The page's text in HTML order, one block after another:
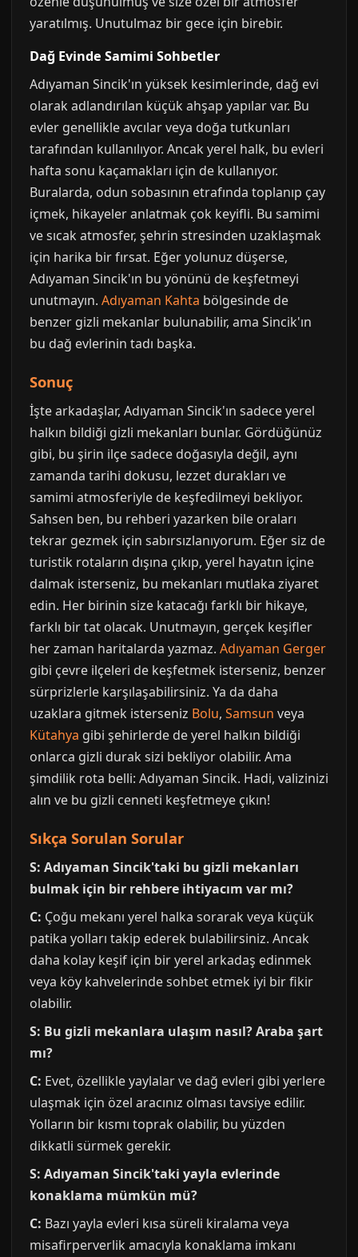
yaratılmış. Unutulmaz bir gece için birebir.
Dağ Evinde Samimi Sohbetler
Adıyaman Sincik'ın yüksek kesimlerinde, dağ evi
olarak adlandırılan küçük ahşap yapılar var. Bu
evler genellikle avcılar veya doğa tutkunları
tarafından kullanılıyor. Ancak yerel halk, bu evleri
hafta sonu kaçamakları için de kullanıyor.
Buralarda, odun sobasının etrafında toplanıp çay
içmek, hikayeler anlatmak çok keyifli. Bu samimi
ve sıcak atmosfer, şehrin stresinden uzaklaşmak
için harika bir fırsat. Eğer yolunuz düşerse,
Adıyaman Sincik'ın bu yönünü de keşfetmeyi
unutmayın. Adıyaman Kahta bölgesinde de
benzer gizli mekanlar bulunabilir, ama Sincik'ın
bu dağ evlerinin tadı başka.
Sonuç
İşte arkadaşlar, Adıyaman Sincik'ın sadece yerel
halkın bildiği gizli mekanları bunlar. Gördüğünüz
gibi, bu şirin ilçe sadece doğasıyla değil, aynı
zamanda tarihi dokusu, lezzet durakları ve
samimi atmosferiyle de keşfedilmeyi bekliyor.
Sahsen ben, bu rehberi yazarken bile oraları
tekrar gezmek için sabırsızlanıyorum. Eğer siz de
turistik rotaların dışına çıkıp, yerel hayatın içine
dalmak isterseniz, bu mekanları mutlaka ziyaret
edin. Her birinin size katacağı farklı bir hikaye,
farklı bir tat olacak. Unutmayın, gerçek keşifler
her zaman haritalarda yazmaz. Adıyaman Gerger
gibi çevre ilçeleri de keşfetmek isterseniz, benzer
sürprizlerle karşılaşabilirsiniz. Ya da daha
uzaklara gitmek isterseniz Bolu, Samsun veya
Kütahya gibi şehirlerde de yerel halkın bildiği
onlarca gizli durak sizi bekliyor olabilir. Ama
şimdilik rota belli: Adıyaman Sincik. Hadi, valizinizi
alın ve bu gizli cenneti keşfetmeye çıkın!
Sıkça Sorulan Sorular
S: Adıyaman Sincik'taki bu gizli mekanları
bulmak için bir rehbere ihtiyacım var mı?
C: Çoğu mekanı yerel halka sorarak veya küçük
patika yolları takip ederek bulabilirsiniz. Ancak
daha kolay keşif için bir yerel arkadaş edinmek
veya köy kahvelerinde sohbet etmek iyi bir fikir
olabilir.
S: Bu gizli mekanlara ulaşım nasıl? Araba şart
mı?
C: Evet, özellikle yaylalar ve dağ evleri gibi yerlere
ulaşmak için özel aracınız olması tavsiye edilir.
Yolların bir kısmı toprak olabilir, bu yüzden
dikkatli sürmek gerekir.
S: Adıyaman Sincik'taki yayla evlerinde
konaklama mümkün mü?
C: Bazı yayla evleri kısa süreli kiralama veya
misafirperverlik amacıyla konaklama imkanı